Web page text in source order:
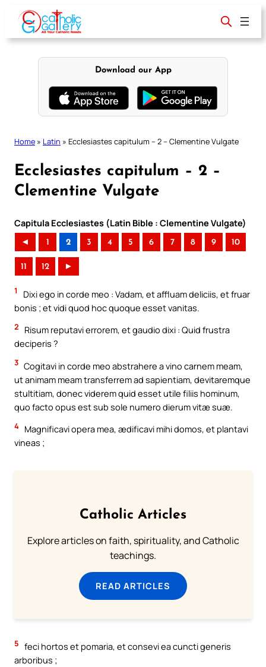
content
Download our App
Home » Latin » Ecclesiastes capitulum – 2 – Clementine Vulgate
Ecclesiastes capitulum – 2 –
Clementine Vulgate
Capitula Ecclesiastes (Latin Bible : Clementine Vulgate)
◄ 1 2 3 4 5 6 7 8 9 10
11 12 ►
1
Dixi ego in corde meo : Vadam, et affluam deliciis, et fruar
bonis ; et vidi quod hoc quoque esset vanitas.
2
Risum reputavi errorem, et gaudio dixi : Quid frustra
deciperis ?
3 Cogitavi in corde meo abstrahere a vino carnem meam,
ut animam meam transferrem ad sapientiam, devitaremque
stultitiam, donec viderem quid esset utile filiis hominum,
quo facto opus est sub sole numero dierum vitæ suæ.
4 Magnificavi opera mea, ædificavi mihi domos, et plantavi
vineas ;
Catholic Articles
Explore articles on faith, spirituality, and Catholic
teachings.
READ ARTICLES
5 feci hortos et pomaria, et consevi ea cuncti generis
arboribus ;